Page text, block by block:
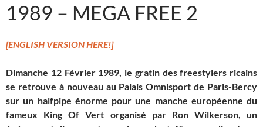
1989 – MEGA FREE 2
[ENGLISH VERSION HERE!]
Dimanche 12 Février 1989, le gratin des freestylers ricains
se retrouve à nouveau au Palais Omnisport de Paris-Bercy
sur un halfpipe énorme pour une manche européenne du
fameux King Of Vert organisé par Ron Wilkerson, un